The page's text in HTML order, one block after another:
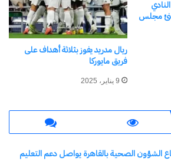
العضوية.
مجلس
ريال مدريد يفوز بثلاثة أهداف على
فريق مايوركا
9 يناير، 2025
الشؤون الصحية بالقاهرة يواصل دعم التعليم